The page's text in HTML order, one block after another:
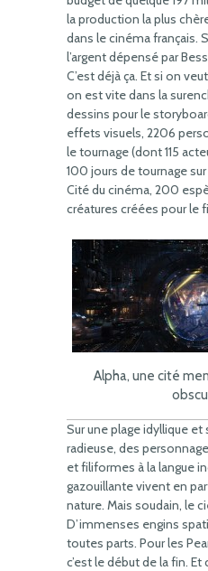
la production la plus
dans le cinéma français.
l’argent dépensé par
C’est déjà ça. Et si on
on est vite dans la
dessins pour le
effets visuels, 2206
le tournage (dont 115
100 jours de tournage
Cité du cinéma, 200
créatures créées pour le
Alpha, une cité
Sur une plage idyllique
radieuse, des
et filiformes à la langue
gazouillante vivent en
nature. Mais soudain, le
D’immenses engins
toutes parts. Pour les
c’est le début de la fin. Et